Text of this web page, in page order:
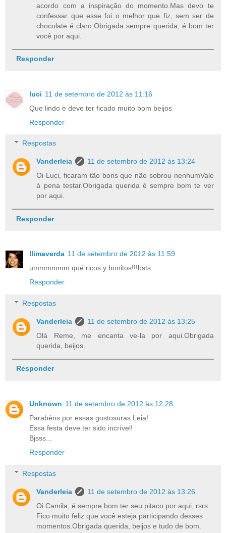
acordo com a inspiração do momento.Mas devo te
confessar que esse foi o melhor que fiz, sem ser de
chocolate é claro.Obrigada sempre querida, é bom ter
você por aqui.
Responder
luci 11 de setembro de 2012 às 11:16
Que lindo e deve ter ficado muito bom beijos
Responder
Respostas
Vanderleia
11 de setembro de 2012 às 13:24
Oi Luci, ficaram tão bons que não sobrou nenhumVale
à pena testar.Obrigada querida é sempre bom te ver
por aqui.
Responder
llimaverda 11 de setembro de 2012 às 11:59
ummmmmm qué ricos y bonitos!!!bsts
Responder
Respostas
Vanderleia
11 de setembro de 2012 às 13:25
Olá Reme, me encanta ve-la por aqui.Obrigada
querida, beijos.
Responder
Unknown 11 de setembro de 2012 às 12:28
Parabéns por essas gostosuras Leia!
Essa festa deve ter sido incrível!
Bjsss...
Responder
Respostas
Vanderleia
11 de setembro de 2012 às 13:26
Oi Camila, é sempre bom ter seu pitaco por aqui, rsrs.
Fico muito feliz que você esteja participando desses
momentos.Obrigada querida, beijos e tudo de bom.